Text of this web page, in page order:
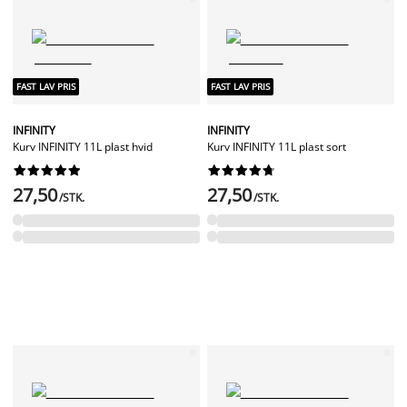
FAST LAV PRIS
INFINITY
Kurv INFINITY 11L plast hvid






27,50/STK.
FAST LAV PRIS
INFINITY
Kurv INFINITY 11L plast sort






27,50/STK.